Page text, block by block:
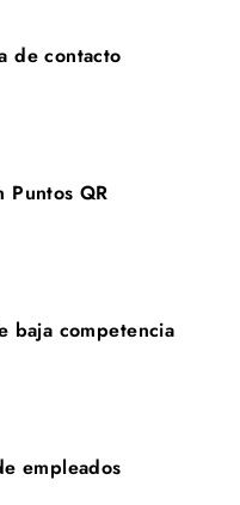
de contacto
Puntos QR
baja competencia
empleados